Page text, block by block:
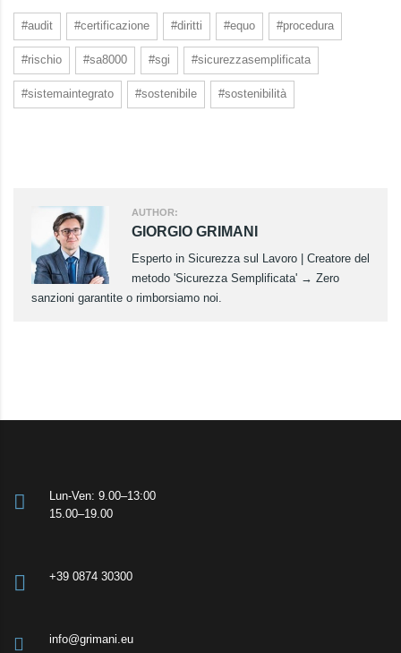
#audit #certificazione #diritti #equo #procedura
#rischio #sa8000 #sgi #sicurezzasemplificata
#sistemaintegrato #sostenibile #sostenibilità
AUTHOR:
GIORGIO GRIMANI
Esperto in Sicurezza sul Lavoro | Creatore del
metodo 'Sicurezza Semplificata' → Zero
sanzioni garantite o rimborsiamo noi.
Lun-Ven: 9.00–13:00
15.00–19.00
+39 0874 30300
info@grimani.eu